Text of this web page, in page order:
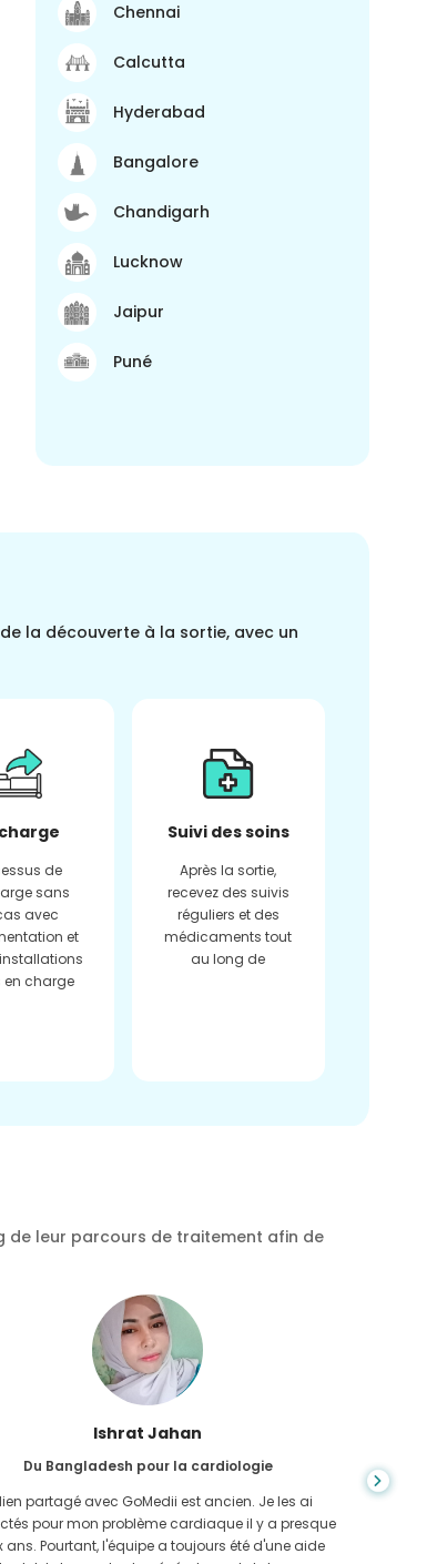
Chennai
Calcutta
Hyderabad
Bangalore
Chandigarh
Lucknow
Jaipur
Puné
la découverte à la sortie, avec un
de
sans
avec
et
en charge
Suivi des soins
Après la sortie,
recevez des suivis
réguliers et des
médicaments tout
au long de
de leur parcours de traitement afin de
Ishrat Jahan
Du Bangladesh pour la cardiologie
lien partagé avec GoMedii est ancien. Je les ai
pour mon problème cardiaque il y a presque
ans. Pourtant, l'équipe a toujours été d'une aide